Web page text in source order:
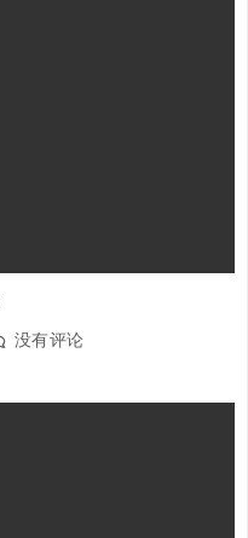
没有评论